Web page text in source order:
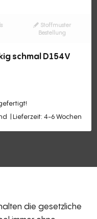
Stoffmuster
Bestellung
schmal D154V
Lieferzeit: 4-6 Wochen
die gesetzliche